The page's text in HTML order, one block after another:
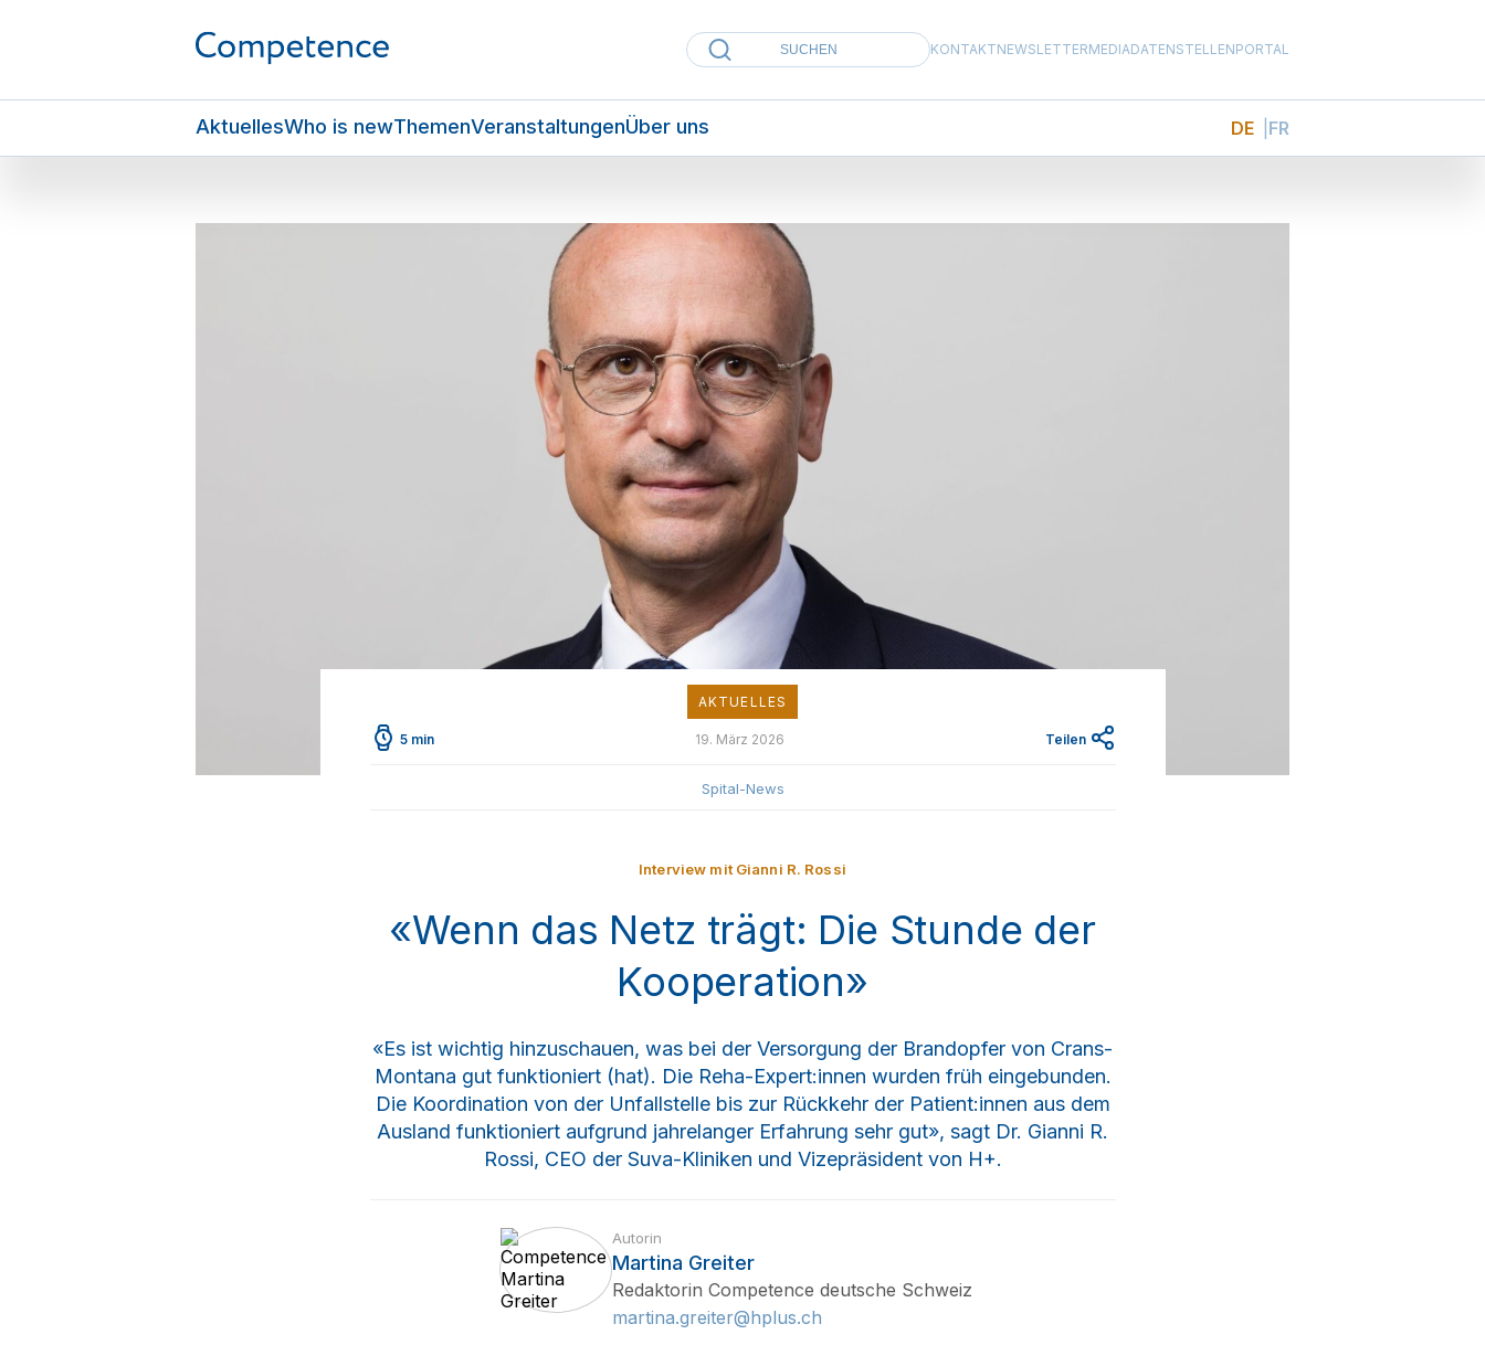
KONTAKTNEWSLETTERMEDIADATENSTELLENPORTAL
AktuellesWho is newThemenVeranstaltungenÜber uns DE FR
AKTUELLES
5 min 19. März 2026 Teilen
Spital-News
Interview mit Gianni R. Rossi
«Wenn das Netz trägt: Die Stunde der
Kooperation»
«Es ist wichtig hinzuschauen, was bei der Versorgung der Brandopfer von Crans-
Montana gut funktioniert (hat). Die Reha-Expert:innen wurden früh eingebunden.
Die Koordination von der Unfallstelle bis zur Rückkehr der Patient:innen aus dem
Ausland funktioniert aufgrund jahrelanger Erfahrung sehr gut», sagt Dr. Gianni R.
Rossi, CEO der Suva-Kliniken und Vizepräsident von H+.
Autorin
Martina Greiter
Redaktorin Competence deutsche Schweiz
martina.greiter@hplus.ch